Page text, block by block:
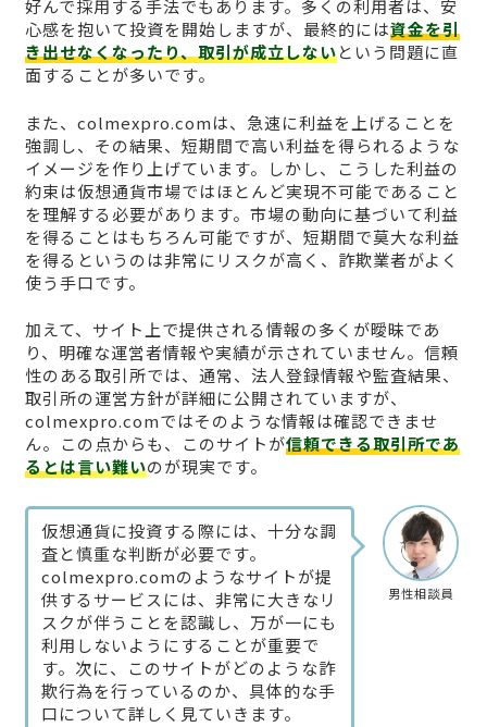
好んで採用する手法でもあります。多くの利用者は、安
心感を抱いて投資を開始しますが、最終的には資金を引
き出せなくなったり、取引が成立しないという問題に直
面することが多いです。
また、colmexpro.comは、急速に利益を上げることを
強調し、その結果、短期間で高い利益を得られるような
イメージを作り上げています。しかし、こうした利益の
約束は仮想通貨市場ではほとんど実現不可能であること
を理解する必要があります。市場の動向に基づいて利益
を得ることはもちろん可能ですが、短期間で莫大な利益
を得るというのは非常にリスクが高く、詐欺業者がよく
使う手口です。
加えて、サイト上で提供される情報の多くが曖昧であ
り、明確な運営者情報や実績が示されていません。信頼
性のある取引所では、通常、法人登録情報や監査結果、
取引所の運営方針が詳細に公開されていますが、
colmexpro.comではそのような情報は確認できませ
ん。この点からも、このサイトが信頼できる取引所であ
るとは言い難いのが現実です。
男性相談員
仮想通貨に投資する際には、十分な調
査と慎重な判断が必要です。
colmexpro.comのようなサイトが提
供するサービスには、非常に大きなリ
スクが伴うことを認識し、万が一にも
利用しないようにすることが重要で
す。次に、このサイトがどのような詐
欺行為を行っているのか、具体的な手
口について詳しく見ていきます。